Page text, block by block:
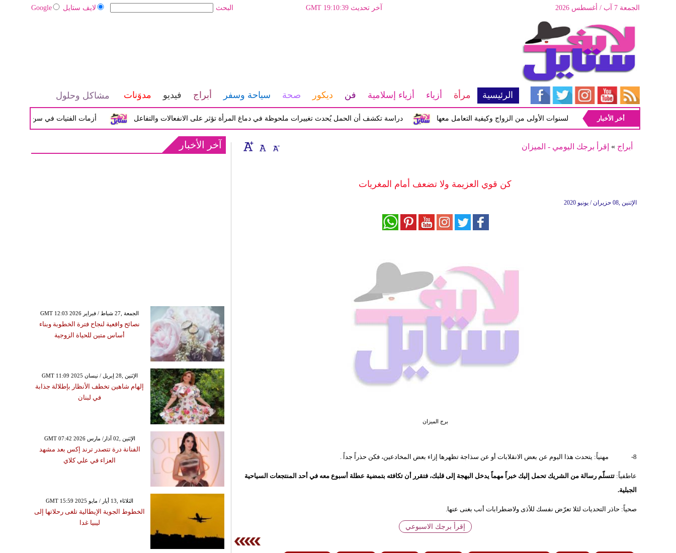
لايف ستايل Google البحث آخر تحديث GMT 19:10:39 الجمعة 7 آب / أغسطس 2026
الرئيسية مرأة أزياء أزياء إسلامية فن ديكور صحة سياحة وسفر أبراج فيديو مدوَنات مشاكل وحلول
أزمات الفتيات في سن المراهقة بين دراسة تكشف أن الحمل يُحدث تغييرات ملحوظة في دماغ المرأة تؤثر على الانفعالات والتفاعل أبرز المشاكل شيوعاً في السنوات الأولى من الزواج وكيفية التعامل معها
أخر الأخبار
أبراج » إقرأ برجك اليومي - الميزان
كن قوي العزيمة ولا تضعف أمام المغريات
الإثنين ,08 حزيران / يونيو 2020
برج الميزان
8- مهنياً: يتحدث هذا اليوم عن بعض الانقلابات أو عن سذاجة تظهرها إزاء بعض المخادعين، فكن حذراً جداً .
عاطفياً: تتسلّم رسالة من الشريك تحمل إليك خبراً مهماً يدخل البهجة إلى قلبك، فتقرر أن تكافئه بتمضية عطلة أسبوع معه في أحد المنتجعات السياحية
الجبلية.
صحياً: حاذر التحديات لئلا تعرّض نفسك للأذى ولاضطرابات أنب بغنى عنها.
إقرأ برجك الاسبوعي
آخر الأخبار
GMT 12:03 2026 الجمعة ,27 شباط / فبراير
نصائح واقعية لنجاح فترة الخطوبة وبناء
أساس متين للحياة الزوجية
GMT 11:09 2025 الإثنين ,28 إبريل / نيسان
إلهام شاهين تخطف الأنظار بإطلالة جذابة
في لبنان
GMT 07:42 2026 الإثنين ,02 آذار/ مارس
الفنانة درة تتصدر ترند إكس بعد مشهد
العزاء في علي كلاي
GMT 15:59 2025 الثلاثاء ,13 أيار / مايو
الخطوط الجوية الإيطالية تلغى رحلاتها إلى
ليبيا غدا